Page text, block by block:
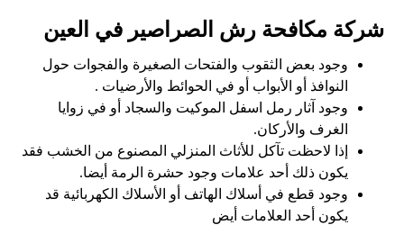
شركة مكافحة رش الصراصير في العين
وجود بعض الثقوب والفتحات الصغيرة والفجوات حول
النوافذ أو الأبواب أو في الحوائط والأرضيات .
وجود آثار رمل اسفل الموكيت والسجاد أو في زوايا
الغرف والأركان.
إذا لاحظت تآكل للأثاث المنزلي المصنوع من الخشب فقد
يكون ذلك أحد علامات وجود حشرة الرمة أيضا.
وجود قطع في أسلاك الهاتف أو الأسلاك الكهربائية قد
يكون أحد العلامات أيض